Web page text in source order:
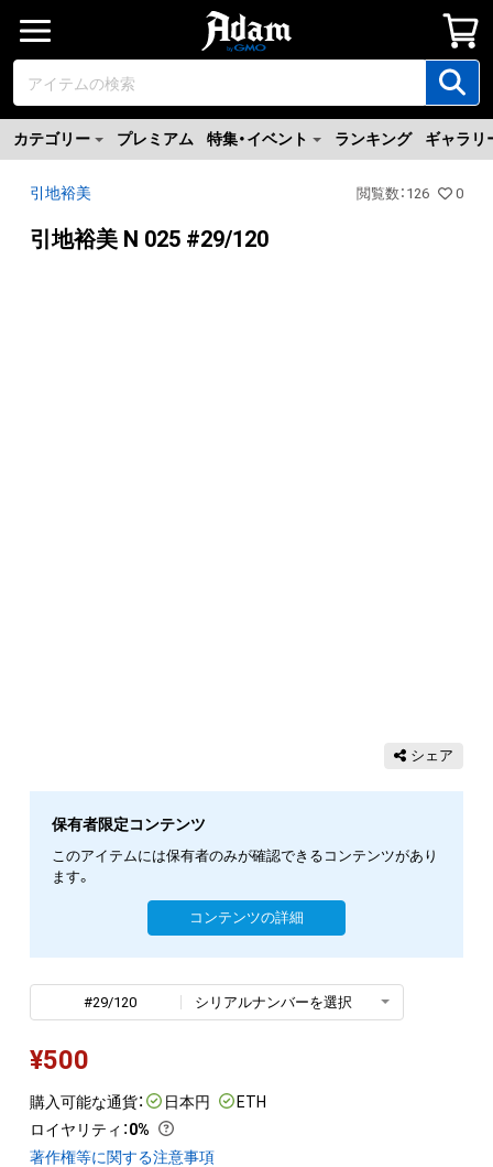
カテゴリー プレミアム 特集・イベント ランキング ギャラリ
引地裕美 閲覧数 ： 126 0
引地裕美 N 025 #29/120
シェア
保有者限定コンテンツ
このアイテムには保有者のみが確認できるコンテンツがあり
ます。
コンテンツの詳細
#29/120 シリアルナンバーを選択
¥500
購入可能な通貨： 日本円
ETH
ロイヤリティ ：0%
著作権等に関する注意事項